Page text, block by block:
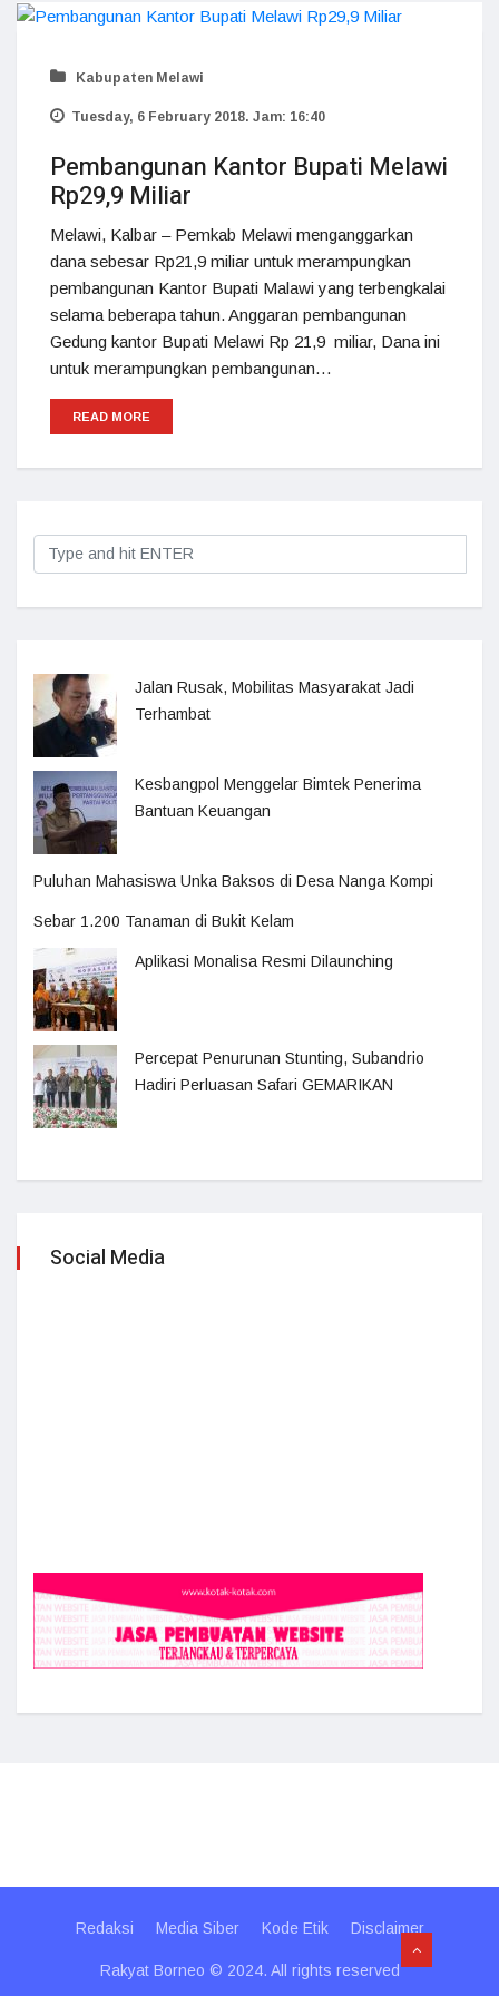
Kabupaten Melawi
Tuesday, 6 February 2018. Jam: 16:40
Pembangunan Kantor Bupati Melawi
Rp29,9 Miliar
Melawi, Kalbar – Pemkab Melawi menganggarkan
dana sebesar Rp21,9 miliar untuk merampungkan
pembangunan Kantor Bupati Malawi yang terbengkalai
selama beberapa tahun. Anggaran pembangunan
Gedung kantor Bupati Melawi Rp 21,9 miliar, Dana ini
untuk merampungkan pembangunan…
READ MORE
Jalan Rusak, Mobilitas Masyarakat Jadi
Terhambat
Kesbangpol Menggelar Bimtek Penerima
Bantuan Keuangan
Puluhan Mahasiswa Unka Baksos di Desa Nanga Kompi
Sebar 1.200 Tanaman di Bukit Kelam
Aplikasi Monalisa Resmi Dilaunching
Percepat Penurunan Stunting, Subandrio
Hadiri Perluasan Safari GEMARIKAN
Social Media
Redaksi Media Siber Kode Etik Disclaimer
Rakyat Borneo © 2024. All rights reserved